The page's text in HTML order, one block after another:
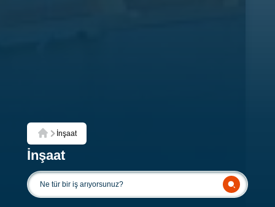
Ana Sayfa
İnşaat
İnşaat